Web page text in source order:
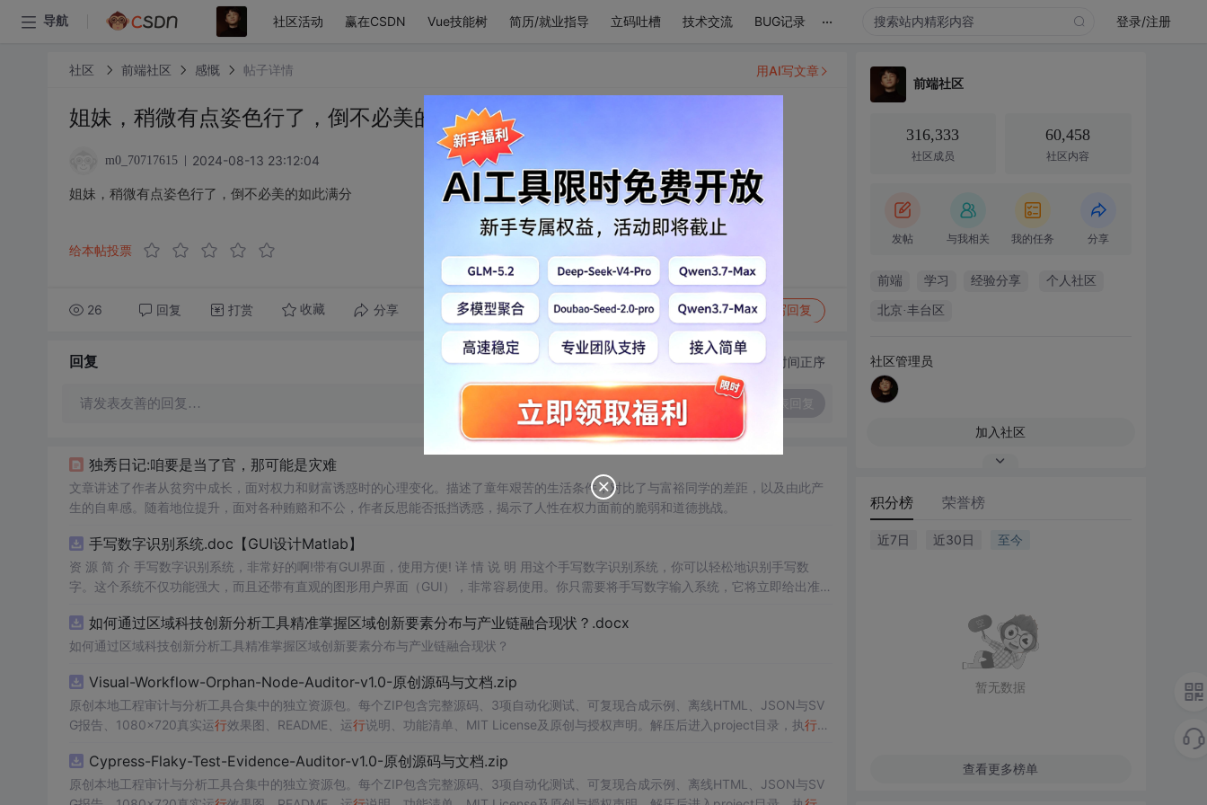
导航 社区活动 赢在CSDN Vue技能树 简历/就业指导 立码吐槽 技术交流 BUG记录 ... 登录/注册
社区 前端社区 感慨 帖子详情
姐妹，稍微有点姿色行了，倒不必美的如此满分
m0_70717615 2024-08-13 23:12:04
姐妹，稍微有点姿色行了，倒不必美的如此满分
给本帖投票
26 回复 打赏 收藏 分享 转发到动态 举报 写回复
用AI写文章
回复 切换为时间正序
请发表友善的回复…
独秀日记:咱要是当了官，那可能是灾难
文章讲述了作者从贫穷中成长，面对权力和财富诱惑时的心理变化。描述了童年艰苦的生活条件，对比了与富裕同学的差距，以及由此产
生的自卑感。随着地位提升，面对各种贿赂和不公，作者反思能否抵挡诱惑，揭示了人性在权力面前的脆弱和道德挑战。
手写数字识别系统.doc【GUI设计Matlab】
资 源 简 介 手写数字识别系统，非常好的啊!带有GUI界面，使用方便! 详 情 说 明 用这个手写数字识别系统，你可以轻松地识别手写数
字。这个系统不仅功能强大，而且还带有直观的图形用户界面（GUI），非常容易使用。你只需要将手写数字输入系统，它将立即给出准确
便和实用的工具，你一定会喜欢它的！
如何通过区域科技创新分析工具精准掌握区域创新要素分布与产业链融合现状？.docx
如何通过区域科技创新分析工具精准掌握区域创新要素分布与产业链融合现状？
Visual-Workflow-Orphan-Node-Auditor-v1.0-原创源码与文档.zip
原创本地工程审计与分析工具合集中的独立资源包。每个ZIP包含完整源码、3项自动化测试、可复现合成示例、离线HTML、JSON与SV
G报告、1080×720真实运行效果图、README、运行说明、功能清单、MIT License及原创与授权声明。解压后进入project目录，执行np
源码、Logo、官方截图、论文、生产日志或其他受限素材。适合前端开发、AI应用工程、测试审计和课程实践。
Cypress-Flaky-Test-Evidence-Auditor-v1.0-原创源码与文档.zip
原创本地工程审计与分析工具合集中的独立资源包。每个ZIP包含完整源码、3项自动化测试、可复现合成示例、离线HTML、JSON与SV
前端社区
316,333
社区成员
60,458
社区内容
发帖 与我相关 我的任务 分享
前端 学习 经验分享 个人社区
北京·丰台区
社区管理员
加入社区
积分榜 荣誉榜
近7日 近30日 至今
暂无数据
查看更多榜单